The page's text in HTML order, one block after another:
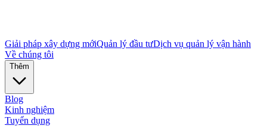
Giải pháp xây dựng mớiQuản lý đầu tưDịch vụ quản lý vận hành
Về chúng tôi
Thêm
Blog
Kinh nghiệm
Tuyển dụng